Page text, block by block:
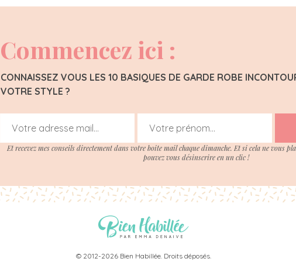
Commencez ici :
CONNAISSEZ VOUS LES 10 BASIQUES DE GARDE ROBE
VOTRE STYLE ?
Et recevez mes conseils directement dans votre boite mail chaque dimanche. Et si cela ne vous
pouvez vous désinscrire en un clic !
© 2012-2026 Bien Habillée. Droits déposés.